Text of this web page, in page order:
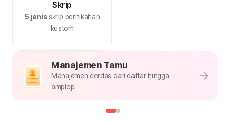
Skrip
5 jenisskrip pernikahan
kustom
Manajemen Tamu
Manajemen cerdas dari daftar hingga
amplop